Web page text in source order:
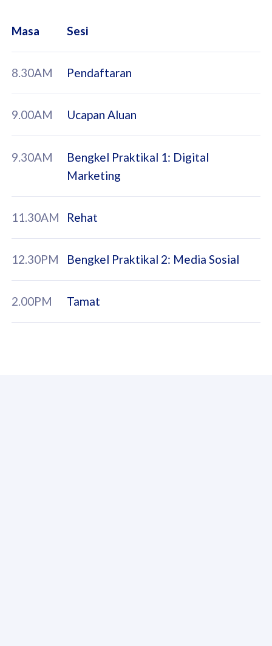
Masa Sesi
8.30AM Pendaftaran
9.00AM Ucapan Aluan
9.30AM
Bengkel Praktikal 1: Digital
Marketing
11.30AM Rehat
12.30PM Bengkel Praktikal 2: Media Sosial
2.00PM Tamat